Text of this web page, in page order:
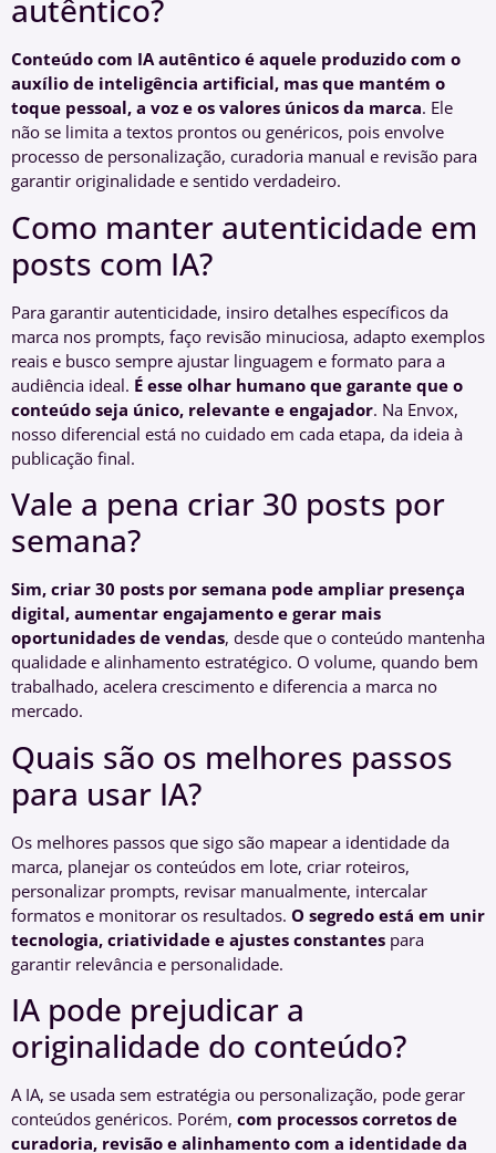
autêntico?
Conteúdo com IA autêntico é aquele produzido com o
auxílio de inteligência artificial, mas que mantém o
toque pessoal, a voz e os valores únicos da marca. Ele
não se limita a textos prontos ou genéricos, pois envolve
processo de personalização, curadoria manual e revisão para
garantir originalidade e sentido verdadeiro.
Como manter autenticidade em
posts com IA?
Para garantir autenticidade, insiro detalhes específicos da
marca nos prompts, faço revisão minuciosa, adapto exemplos
reais e busco sempre ajustar linguagem e formato para a
audiência ideal. É esse olhar humano que garante que o
conteúdo seja único, relevante e engajador. Na Envox,
nosso diferencial está no cuidado em cada etapa, da ideia à
publicação final.
Vale a pena criar 30 posts por
semana?
Sim, criar 30 posts por semana pode ampliar presença
digital, aumentar engajamento e gerar mais
oportunidades de vendas, desde que o conteúdo mantenha
qualidade e alinhamento estratégico. O volume, quando bem
trabalhado, acelera crescimento e diferencia a marca no
mercado.
Quais são os melhores passos
para usar IA?
Os melhores passos que sigo são mapear a identidade da
marca, planejar os conteúdos em lote, criar roteiros,
personalizar prompts, revisar manualmente, intercalar
formatos e monitorar os resultados. O segredo está em unir
tecnologia, criatividade e ajustes constantes para
garantir relevância e personalidade.
IA pode prejudicar a
originalidade do conteúdo?
A IA, se usada sem estratégia ou personalização, pode gerar
conteúdos genéricos. Porém, com processos corretos de
curadoria, revisão e alinhamento com a identidade da